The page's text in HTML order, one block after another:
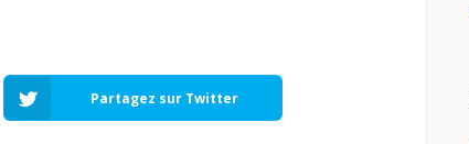
Partagez sur Twitter